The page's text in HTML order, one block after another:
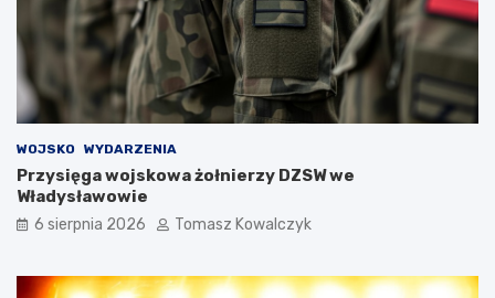
WOJSKO WYDARZENIA
Przysięga wojskowa żołnierzy DZSW we
Władysławowie
6 sierpnia 2026 Tomasz Kowalczyk